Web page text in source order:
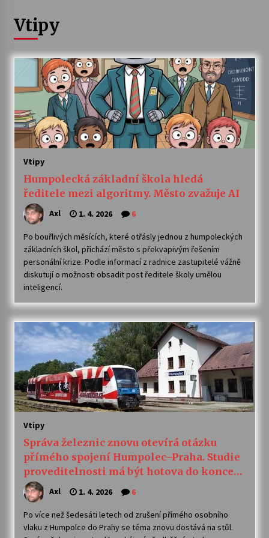
Vernisáž výstavy Josefíny Duškové: Stávám se
kapkou
30. 7. 2026
Veselí muzikanti
30. 7. 2026
Pozvánka na integrační festival Quijotova
šedesátka: 28. 7.–1. 8. 2026
Letní koncerty ve Stromovce: Kolchoz a
Jenakaši
28. 7. 2026
23. 7. 2026
Letní koncerty ve Stromovce: Rufus Miller
22. 7. 2026
Vysočinka
Ozvěny prázdnin
14. 7. 2026
Za kulturou kousek za Humpolec. V Želivě ožije
odkaz Josefa Čapka
13. 7. 2026
Vtipy
Vtipy
Humpolecká základní škola hledá
ředitele mezi algoritmy. Město zvažuje AI
Axl 1. 4. 2026 6
Po bouřlivých měsících, které otřásly jednou z humpoleckých
základních škol, přichází město s překvapivým řešením
personální krize. Podle informací z radnice zastupitelé vážně
diskutují o možnosti obsadit post ředitele školy umělou
inteligencí.
Vtipy
Správa železnic znovu otevírá otázku
přímého spojení Humpolec–Praha. Studie
proveditelnosti má být hotova do konce
roku Axl 1. 4. 2026 6
Po více než šedesáti letech od zrušení přímého osobního
vlaku z Humpolce do Prahy se téma znovu dostává na stůl.